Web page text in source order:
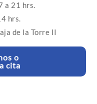
a 21 hrs.
hrs.
de la Torre II
o
cita